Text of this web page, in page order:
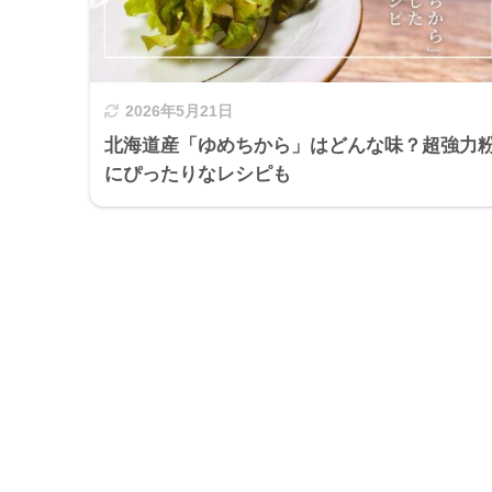
2026年5月21日
北海道産「ゆめちから」はどんな味？超強力
にぴったりなレシピも